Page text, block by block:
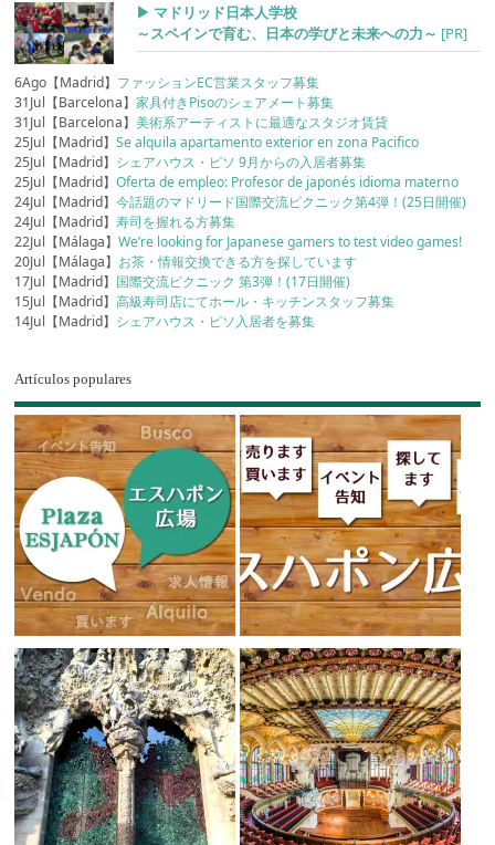
▶︎ マドリッド日本人学校
～スペインで育む、日本の学びと未来への力～ [PR]
6Ago【Madrid】 ファッションEC営業スタッフ募集
31Jul【Barcelona】家具付きPisoのシェアメート募集
31Jul【Barcelona】美術系アーティストに最適なスタジオ賃貸
25Jul【Madrid】Se alquila apartamento exterior en zona Pacifico
25Jul【Madrid】 シェアハウス・ピソ 9月からの入居者募集
25Jul【Madrid】Oferta de empleo: Profesor de japonés idioma materno
24Jul【Madrid】今話題のマドリード国際交流ピクニック第4弾！(25日開催)
24Jul【Madrid】寿司を握れる方募集
22Jul【Málaga】We’re looking for Japanese gamers to test video games!
20Jul【Málaga】 お茶・情報交換できる方を探しています
17Jul【Madrid】 国際交流ピクニック 第3弾！(17日開催)
15Jul【Madrid】高級寿司店にてホール・キッチンスタッフ募集
14Jul【Madrid】 シェアハウス・ピソ入居者を募集
Artículos populares